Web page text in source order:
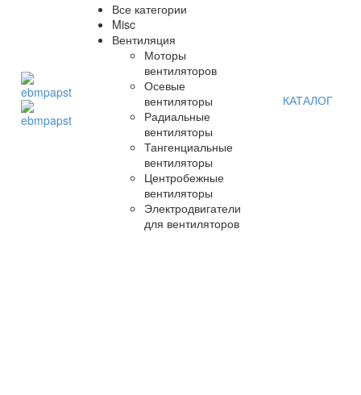
Все категории
Misc
Вентиляция
Моторы
вентиляторов
Осевые
вентиляторы
Радиальные
вентиляторы
Тангенциальные
вентиляторы
Центробежные
вентиляторы
Электродвигатели
для вентиляторов
КАТАЛОГ